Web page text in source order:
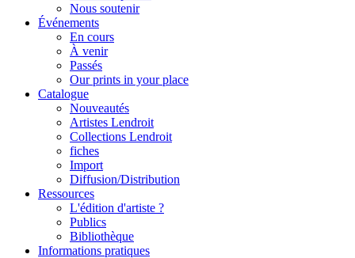
Nous soutenir
Événements
En cours
À venir
Passés
Our prints in your place
Catalogue
Nouveautés
Artistes Lendroit
Collections Lendroit
fiches
Import
Diffusion/Distribution
Ressources
L'édition d'artiste ?
Publics
Bibliothèque
Informations pratiques